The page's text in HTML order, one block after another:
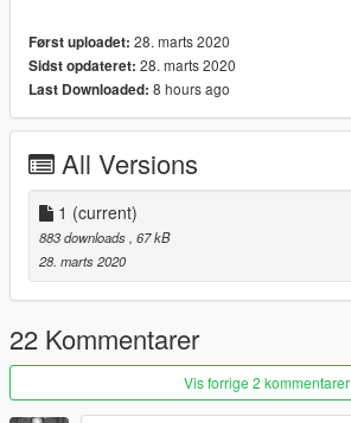
Først uploadet: 28. marts 2020
Sidst opdateret: 28. marts 2020
Last Downloaded: 8 hours ago
All Versions
1 (current)
883 downloads, 67 kB
28. marts 2020
22 Kommentarer
Vis forrige 2 kommentarer